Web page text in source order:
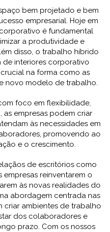
bem projetado e bem
empresarial. Hoje em
é fundamental
a produtividade e
disso, o trabalho híbrido
de interiores corporativo
na forma como as
novo modelo de trabalho.
foco em flexibilidade,
empresas podem criar
às necessidades em
promovendo ao
e o crescimento.
de escritórios como
reinventarem o
às novas realidades do
abordagem centrada nas
criar ambientes de trabalho
dos colaboradores e
prazo. Com os nossos